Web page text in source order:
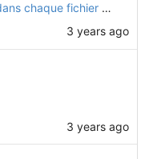
Ajout de la mention "expérimental" dans chaque fichier de pièce qui ne fait pas partie de la v1.0.0
3 years ago
3 years ago